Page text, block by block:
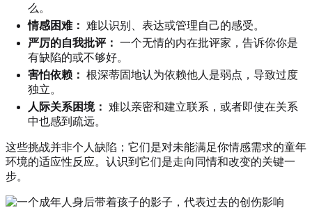
么。
情感困难： 难以识别、表达或管理自己的感受。
严厉的自我批评： 一个无情的内在批评家，告诉你你是
有缺陷的或不够好。
害怕依赖： 根深蒂固地认为依赖他人是弱点，导致过度
独立。
人际关系困境： 难以亲密和建立联系，或者即使在关系
中也感到疏远。
这些挑战并非个人缺陷；它们是对未能满足你情感需求的童年
环境的适应性反应。认识到它们是走向同情和改变的关键一
步。